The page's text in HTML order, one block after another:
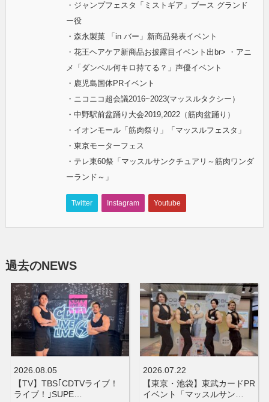
・ジャンプフェスタ「ミストギア」ブース グランド
ー役
・森永製菓 「in バー」新商品発表イベント
・花王ヘアケア新商品お披露目イベント出br> ・アニ
メ「ダンベル何キロ持てる？」声優イベント
・鹿児島国体PRイベント
・ニコニコ超会議2016~2023(マッスルタクシー）
・中野駅前盆踊り大会2019,2022（筋肉盆踊り）
・イオンモール「筋肉祭り」「マッスルフェスタ」
・東京モーターフェス
・テレ東60祭「マッスルサンクチュアリ～筋肉ワンダ
ーランド～」
Twitter Instagram Youtube
過去のNEWS
2026.08.05
【TV】TBS｢CDTVライブ！
ライブ！｣SUPE…
2026.07.22
【東京・池袋】東武カードPR
イベント「マッスルサン…